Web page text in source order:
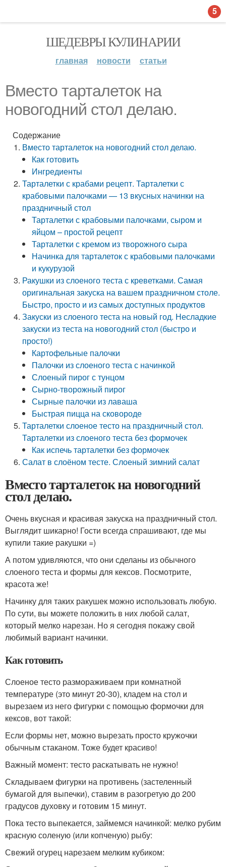
ШЕДЕВРЫ КУЛИНАРИИ
главная новости статьи
Вместо тарталеток на
новогодний стол делаю.
Содержание
Вместо тарталеток на новогодний стол делаю.
Как готовить
Ингредиенты
Тарталетки с крабами рецепт. Тарталетки с
крабовыми палочками — 13 вкусных начинки на
праздничный стол
Тарталетки с крабовыми палочками, сыром и
яйцом – простой рецепт
Тарталетки с кремом из творожного сыра
Начинка для тарталеток с крабовыми палочками
и кукурузой
Ракушки из слоеного теста с креветками. Самая
оригинальная закуска на вашем праздничном столе.
Быстро, просто и из самых доступных продуктов
Закуски из слоеного теста на новый год. Несладкие
закуски из теста на новогодний стол (быстро и
просто!)
Картофельные палочки
Палочки из слоеного теста с начинкой
Слоеный пирог с тунцом
Сырно-творожный пирог
Сырные палочки из лаваша
Быстрая пицца на сковороде
Тарталетки слоеное тесто на праздничный стол.
Тарталетки из слоеного теста без формочек
Как испечь тарталетки без формочек
Салат в слоёном тесте. Слоеный зимний салат
Вместо тарталеток на новогодний
стол делаю.
Очень вкусная и красивая закуска на праздничный стол.
Выглядит шикарно! Гости всегда спрашивают, где мы
купили такие ракушки =)
А потом удивляются, что они сделаны из обычного
слоеного теста и формы для кексов. Посмотрите,
красота же!
Начинку для таких ракушек можно использовать любую.
По сути, вы можете положить в них любой салат,
который мелко нарезан. Но я сегодня покажу свой
любимый вариант начинки.
Как готовить
Слоеное тесто размораживаем при комнатной
температуре (это минут 20-30), кладем на стол и
вырезаем из него фигурки с помощью формочки для
кексов, вот такой:
Если формы нет, можно вырезать просто кружочки
обычным стаканом. Тоже будет красиво!
Важный момент: тесто раскатывать не нужно!
Складываем фигурки на противень (застеленный
бумагой для выпечки), ставим в разогретую до 200
градусов духовку и готовим 15 минут.
Пока тесто выпекается, займемся начинкой: мелко рубим
красную соленую (или копченую) рыбу:
Свежий огурец нарезаем мелким кубиком:
5